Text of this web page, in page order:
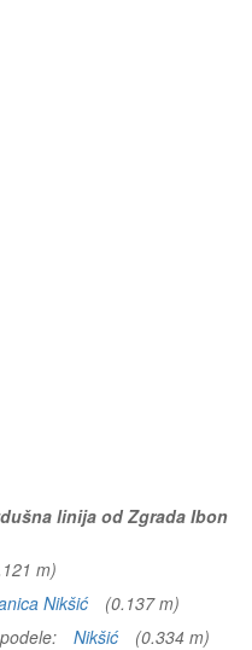
linija od Zgrada Ibon
m)
Nikšić
(0.137 m)
Nikšić
(0.334 m)